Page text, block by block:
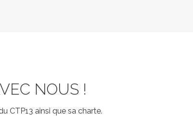
NOUS !
CTP13 ainsi que sa charte.